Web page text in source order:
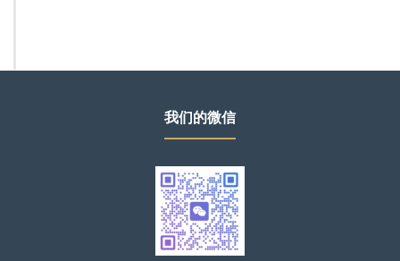
我们的微信